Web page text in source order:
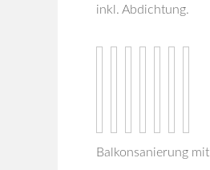
inkl. Abdichtung.
Balkonsanierung mit